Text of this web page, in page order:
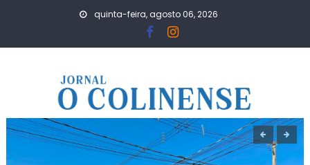
quinta-feira, agosto 06, 2026